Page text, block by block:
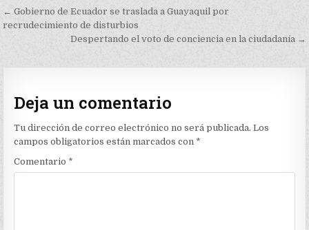
Navegación
de
← Gobierno de Ecuador se traslada a Guayaquil por
recrudecimiento de disturbios
Despertando el voto de conciencia en la ciudadanía →
Deja un comentario
Tu dirección de correo electrónico no será publicada. Los
campos obligatorios están marcados con *
Comentario *